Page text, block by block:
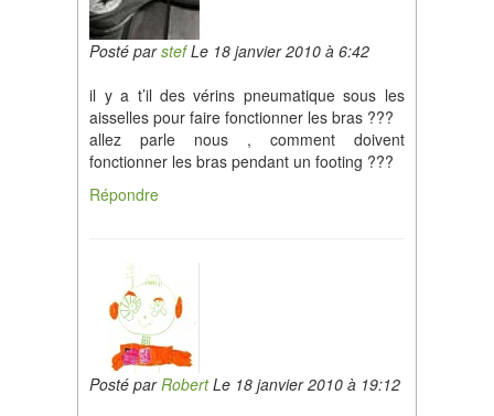
Posté parstefLe 18 janvier 2010 à 6:42
il y a t’il des vérins pneumatique sous les
aisselles pour faire fonctionner les bras ???
allez parle nous , comment doivent
fonctionner les bras pendant un footing ???
Répondre
Posté parRobertLe 18 janvier 2010 à 19:12